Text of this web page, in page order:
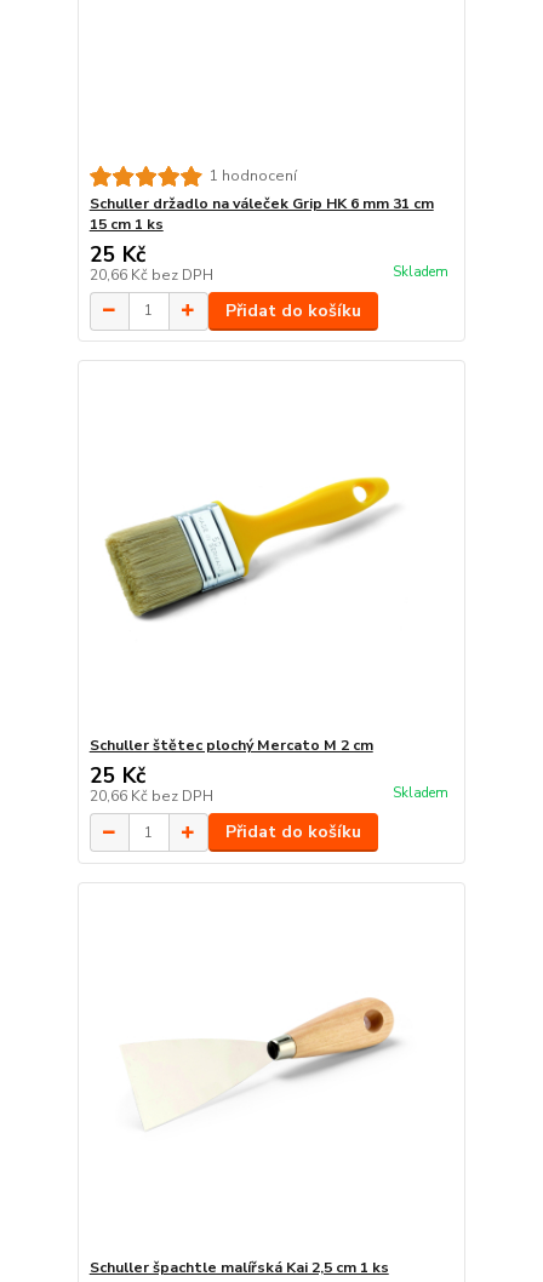
1 hodnocení
Schuller držadlo na váleček Grip HK 6 mm 31 cm
15 cm 1 ks
25 Kč
20,66 Kč bez DPH Skladem
Přidat do košíku
Schuller štětec plochý Mercato M 2 cm
25 Kč
20,66 Kč bez DPH Skladem
Přidat do košíku
Schuller špachtle malířská Kai 2,5 cm 1 ks